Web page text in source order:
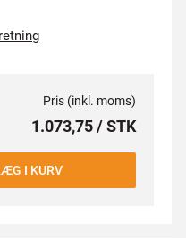
Pris (inkl. moms)
1.073,75 / STK
I KURV